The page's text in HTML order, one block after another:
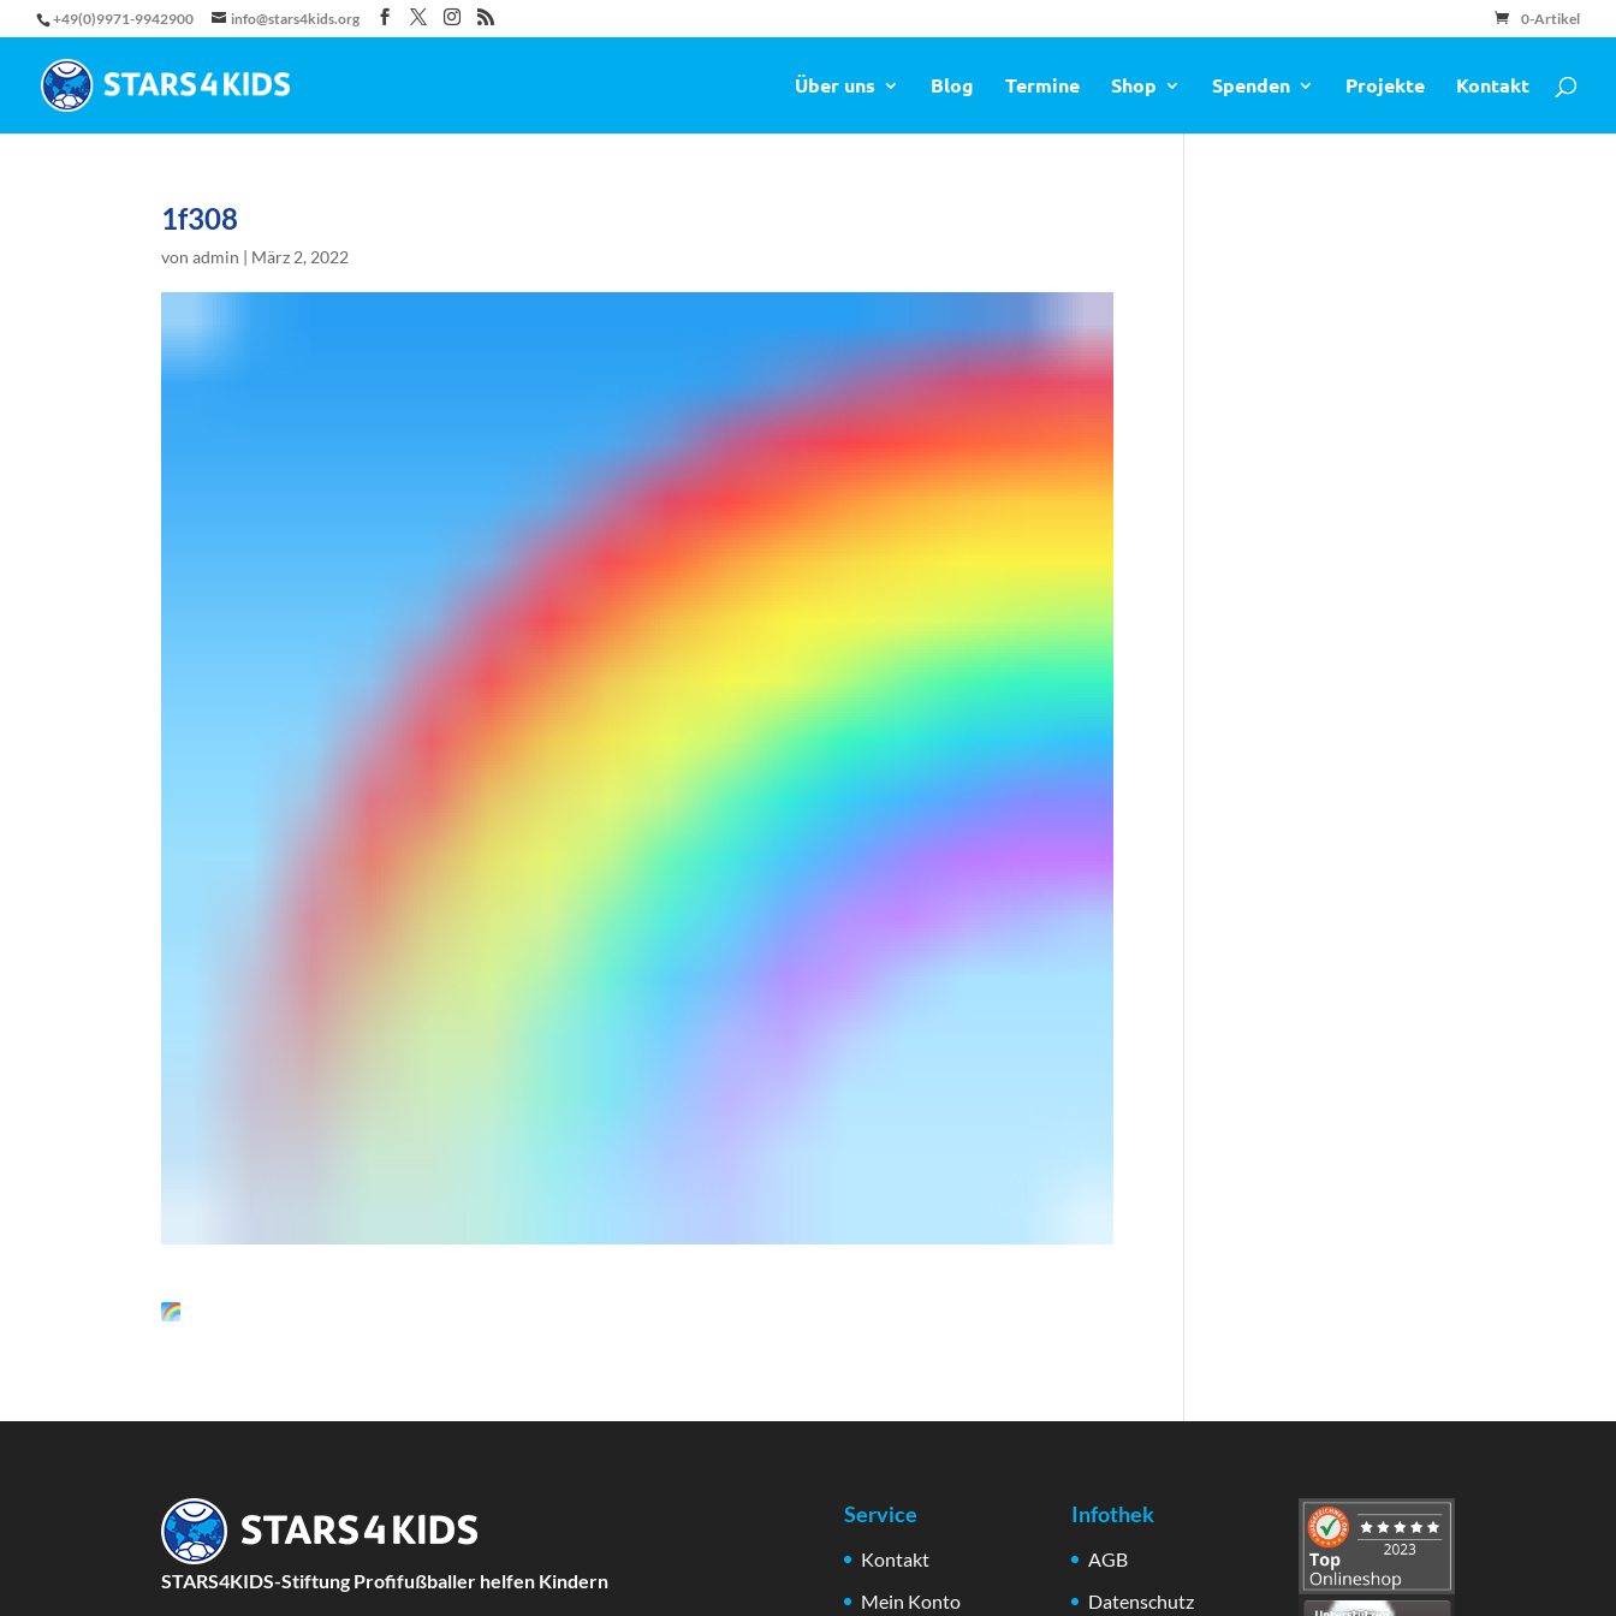
+49(0)9971-9942900 info@stars4kids.org 0-Artikel
Über uns Blog Termine Shop Spenden Projekte Kontakt
1f308
vonadmin | März 2, 2022
STARS4KIDS-Stiftung Profifußballer helfen Kindern
Service
Kontakt
Mein Konto
Infothek
AGB
Datenschutz